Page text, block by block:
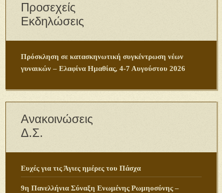
Προσεχείς
Εκδηλώσεις
Πρόσκληση σε κατασκηνωτική συγκέντρωση νέων
γυναικών – Ελαφίνα Ημαθίας, 4-7 Αυγούστου 2026
Ανακοινώσεις
Δ.Σ.
Ευχές για τις Άγιες ημέρες του Πάσχα
9η Πανελλήνια Σύναξη Ενωμένης Ρωμηοσύνης –